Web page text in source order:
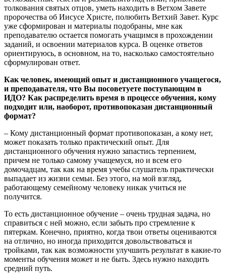
толкования святых отцов, уметь находить в Ветхом Завете
пророчества об Иисусе Христе, полюбить Ветхий Завет. Курс
уже сформирован и материалы подобраны, мне как
преподавателю остается помогать учащимся в прохождении
заданий, и освоении материалов курса. В оценке ответов
ориентируюсь, в основном, на то, насколько самостоятельно
сформулирован ответ.
Как человек, имеющий опыт и дистанционного учащегося,
и преподавателя, что Вы посоветуете поступающим в
ИДО? Как распределить время в процессе обучения, кому
подходит или, наоборот, противопоказан дистанционный
формат?
– Кому дистанционный формат противопоказан, а кому нет,
может показать только практический опыт. Для
дистанционного обучения нужно запастись терпением,
причем не только самому учащемуся, но и всем его
домочадцам, так как на время учебы слушатель практически
выпадает из жизни семьи. Без этого, на мой взгляд,
работающему семейному человеку никак учиться не
получится.
То есть дистанционное обучение – очень трудная задача, но
справиться с ней можно, если забыть про стремление к
пятеркам. Конечно, приятно, когда твои ответы оцениваются
на отлично, но иногда приходится довольствоваться и
тройками, так как возможности улучшить результат в какие-то
моменты обучения может и не быть. Здесь нужно находить
средний путь.